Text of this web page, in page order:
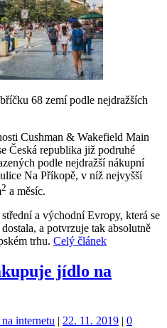
68 zemí podle nejdražších
Cushman & Wakefield Main
Česká republika již podruhé
podle nejdražší nákupní
Na Příkopě, v níž nejvyšší
2 a měsíc.
a východní Evropy, která se
a potvrzuje tak absolutně
trhu. Celý článek
jídlo na
internetu | 22. 11. 2019 | 0